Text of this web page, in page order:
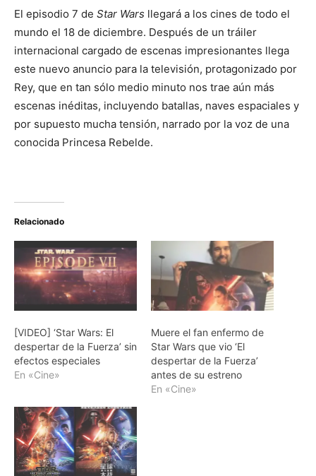
El episodio 7 de Star Wars llegará a los cines de todo el
mundo el 18 de diciembre. Después de un tráiler
internacional cargado de escenas impresionantes llega
este nuevo anuncio para la televisión, protagonizado por
Rey, que en tan sólo medio minuto nos trae aún más
escenas inéditas, incluyendo batallas, naves espaciales y
por supuesto mucha tensión, narrado por la voz de una
conocida Princesa Rebelde.
Relacionado
[VIDEO] ‘Star Wars: El
despertar de la Fuerza’ sin
efectos especiales
En «Cine»
Muere el fan enfermo de
Star Wars que vio ‘El
despertar de la Fuerza’
antes de su estreno
En «Cine»